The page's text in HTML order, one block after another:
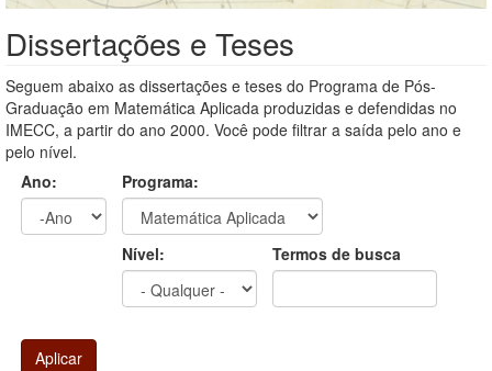
Dissertações e Teses
Seguem abaixo as dissertações e teses do Programa de Pós-
Graduação em Matemática Aplicada produzidas e defendidas no
IMECC, a partir do ano 2000. Você pode filtrar a saída pelo ano e
pelo nível.
Ano:
Programa:
Nível: Termos de busca
Aplicar